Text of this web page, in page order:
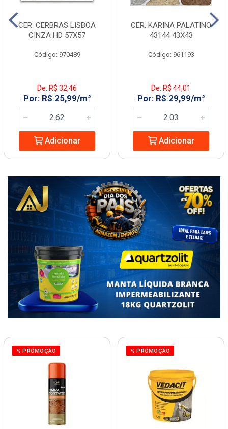
CER. CERBRAS LISBOA
CINZA HD 57X57
Código: 970489
De: R$ 32,46
Por: R$ 25,99/m²
Adicionar
CER. KARINA PALATINO
43144 43X43
Código: 961193
De: R$ 44,01
Por: R$ 29,99/m²
Adicionar
% PROMOÇÃO % PROMOÇÃO